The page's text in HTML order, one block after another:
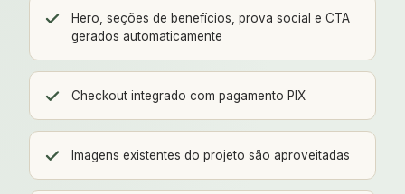
Hero, seções de benefícios, prova social e CTA
gerados automaticamente
Checkout integrado com pagamento PIX
Imagens existentes do projeto são aproveitadas